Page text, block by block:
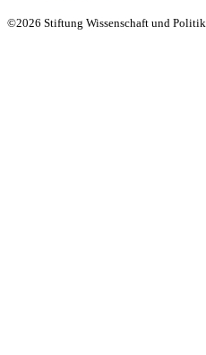
©2026 Stiftung Wissenschaft und Politik